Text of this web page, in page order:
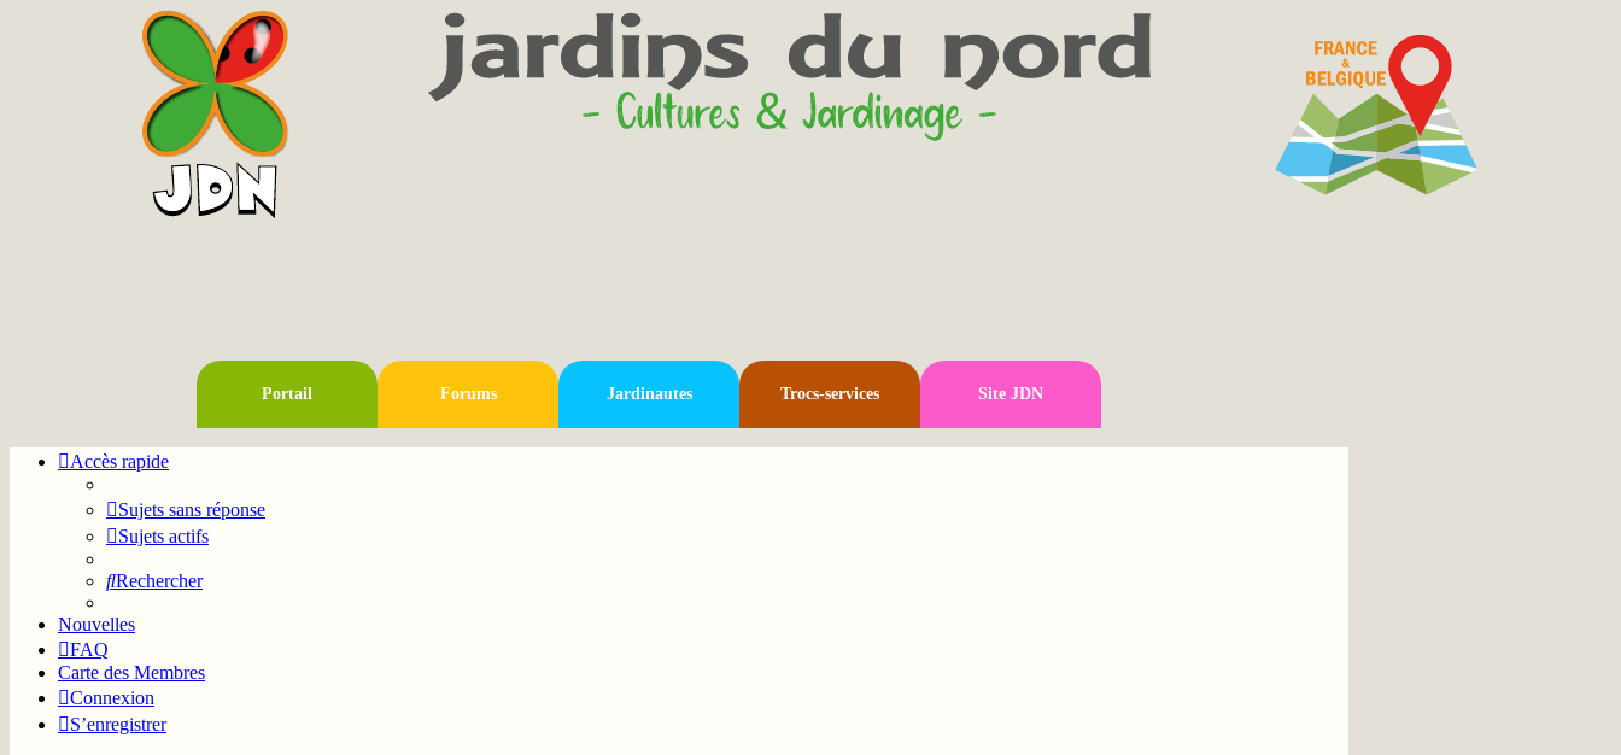
Portail Forums Jardinautes Trocs-services Site JDN
Accès rapide
Sujets sans réponse
Sujets actifs
Rechercher
Nouvelles
FAQ
Carte des Membres
Connexion
S’enregistrer